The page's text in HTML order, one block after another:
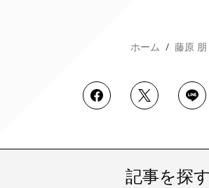
ホーム 藤原 朋
記事を探す